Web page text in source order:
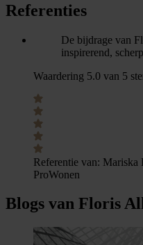
Referenties
De bijdrage van
inspirerend,
Waardering 5.0 van 5
Referentie van: Mariska
ProWonen
Blogs van Floris